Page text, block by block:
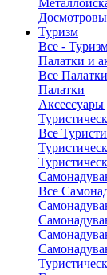
Туризм
Все -
Палатки и
Все
Палатки
Аксессуары
Все
Все